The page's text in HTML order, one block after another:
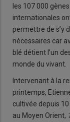
les 107 000
internationales
permettre de s’y
nécessaires car
blé détient l’un
monde du vivant.
Intervenant à la
printemps,
cultivée depuis
au Moyen Orient,